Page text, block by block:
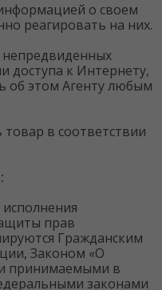
о своем
реагировать на них.
непредвиденных
доступа к Интернету,
об этом Агенту любым
в соответствии
прав
Гражданским
Законом «О
принимаемыми в
законами